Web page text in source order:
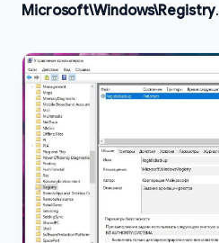
Microsoft\Windows\Registry.